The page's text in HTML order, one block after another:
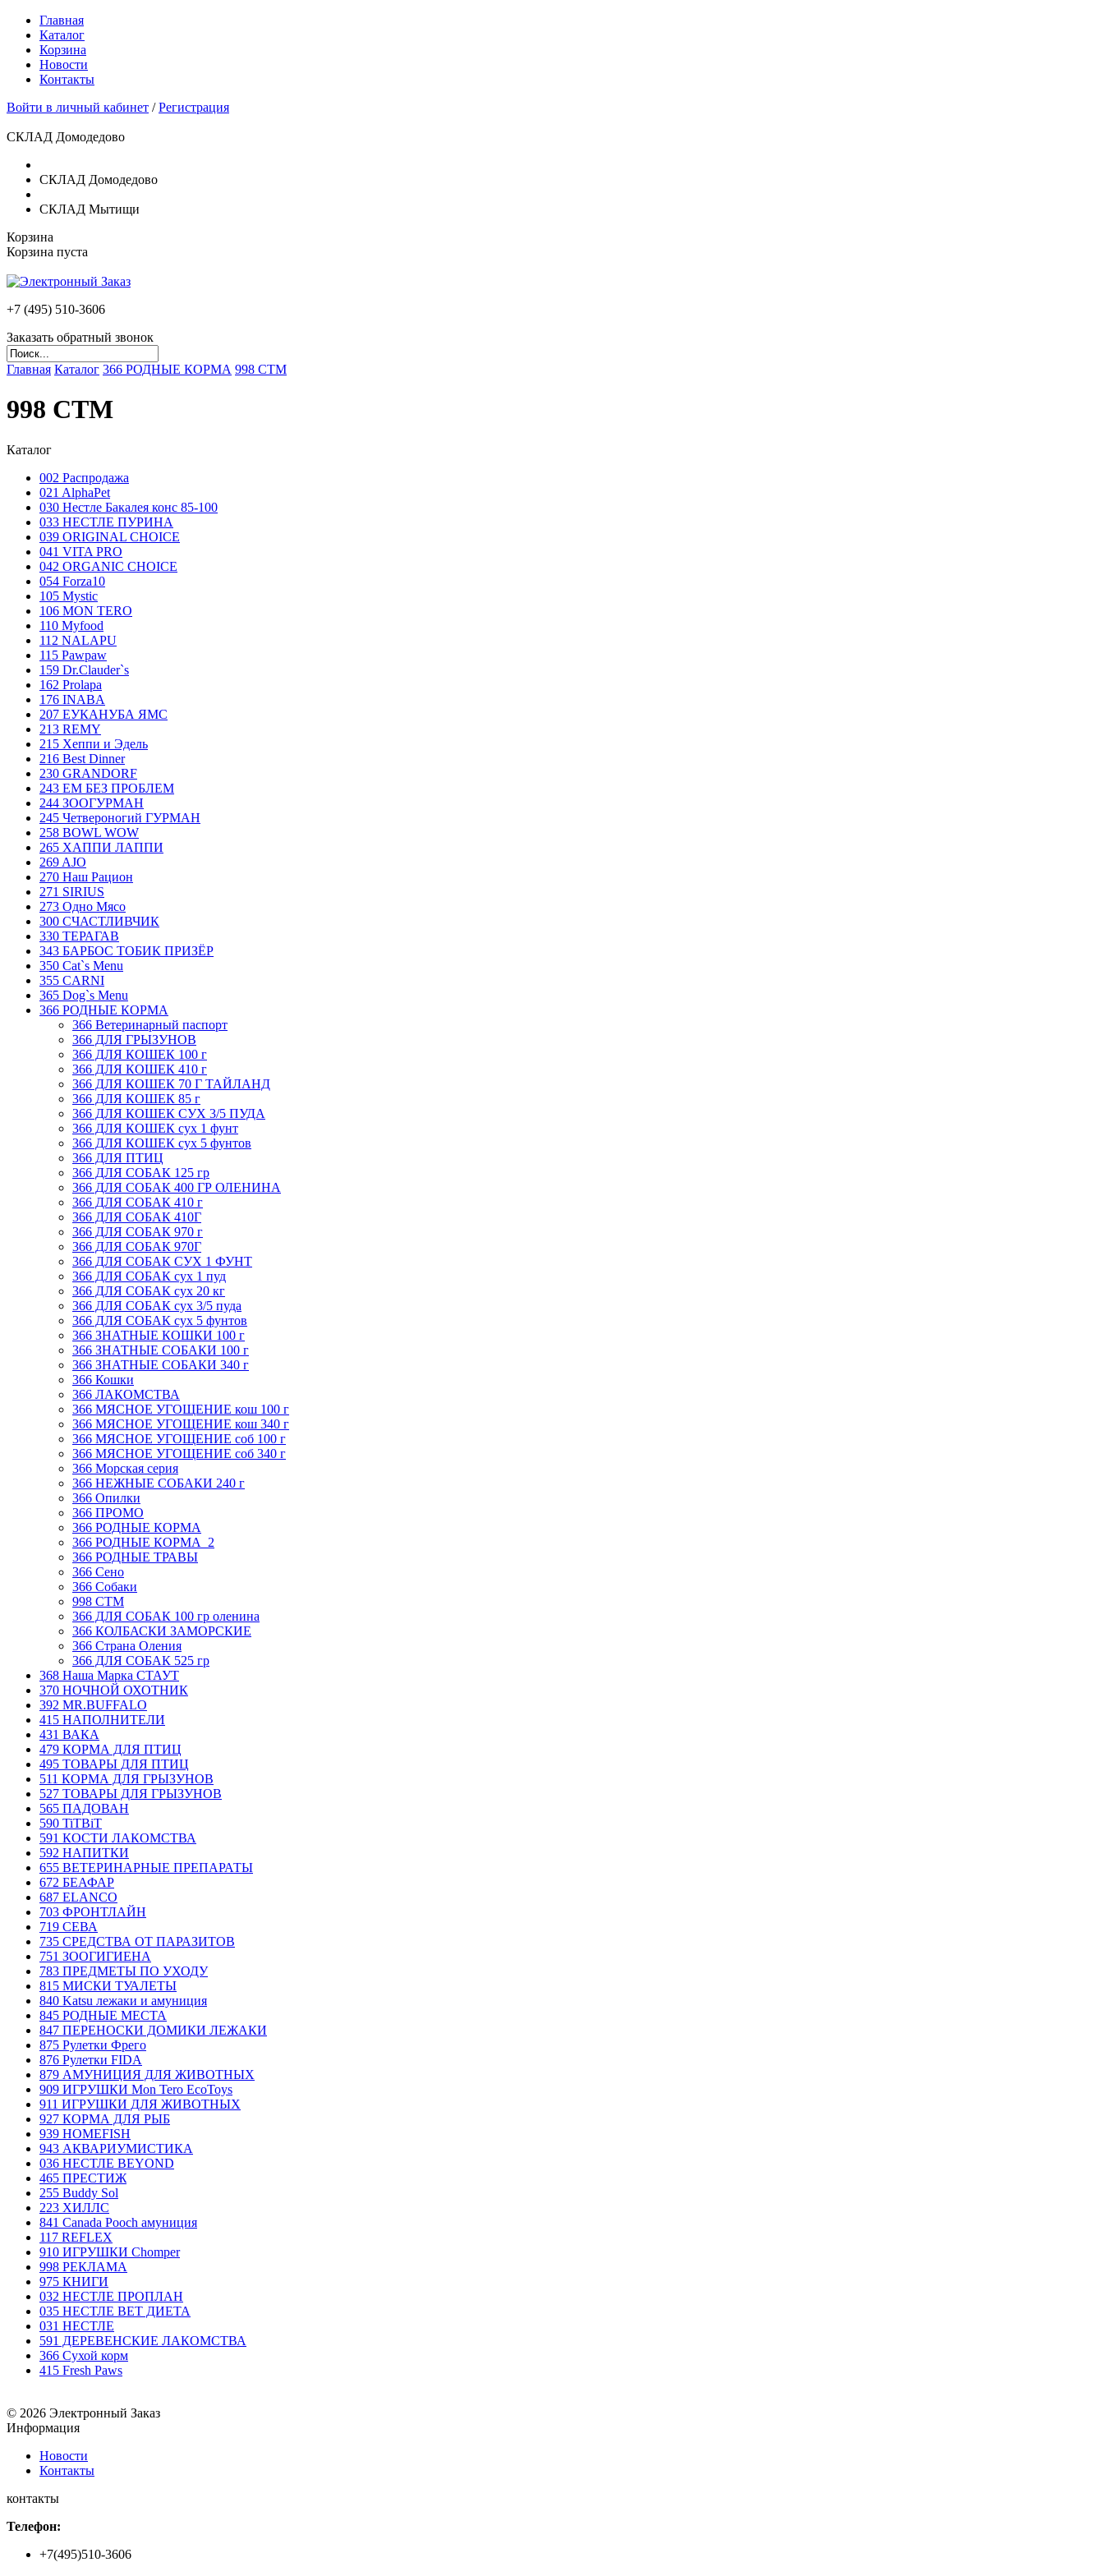
Главная
Каталог
Корзина
Новости
Контакты
Войти в личный кабинет /Регистрация
СКЛАД Домодедово
СКЛАД Домодедово
СКЛАД Мытищи
Корзина
Корзина пуста
+7 (495) 510-3606
Заказать обратный звонок
Главная Каталог 366 РОДНЫЕ КОРМА 998 СТМ
998 СТМ
Каталог
002 Распродажа
021 AlphaPet
030 Нестле Бакалея конc 85-100
033 НЕСТЛЕ ПУРИНА
039 ORIGINAL CHOICE
041 VITA PRO
042 ORGANIC CHOICE
054 Forza10
105 Mystic
106 MON TERO
110 Myfood
112 NALAPU
115 Pawpaw
159 Dr.Clauder`s
162 Prolapa
176 INABA
207 ЕУКАНУБА ЯМС
213 REMY
215 Хеппи и Эдель
216 Best Dinner
230 GRANDORF
243 ЕМ БЕЗ ПРОБЛЕМ
244 ЗООГУРМАН
245 Четвероногий ГУРМАН
258 BOWL WOW
265 ХАППИ ЛАППИ
269 AJO
270 Наш Рацион
271 SIRIUS
273 Одно Мясо
300 СЧАСТЛИВЧИК
330 ТЕРАГАВ
343 БАРБОС ТОБИК ПРИЗЁР
350 Cat`s Menu
355 CARNI
365 Dog`s Menu
366 РОДНЫЕ КОРМА
366 Ветеринарный паспорт
366 ДЛЯ ГРЫЗУНОВ
366 ДЛЯ КОШЕК 100 г
366 ДЛЯ КОШЕК 410 г
366 ДЛЯ КОШЕК 70 Г ТАЙЛАНД
366 ДЛЯ КОШЕК 85 г
366 ДЛЯ КОШЕК СУХ 3/5 ПУДА
366 ДЛЯ КОШЕК сух 1 фунт
366 ДЛЯ КОШЕК сух 5 фунтов
366 ДЛЯ ПТИЦ
366 ДЛЯ СОБАК 125 гр
366 ДЛЯ СОБАК 400 ГР ОЛЕНИНА
366 ДЛЯ СОБАК 410 г
366 ДЛЯ СОБАК 410Г
366 ДЛЯ СОБАК 970 г
366 ДЛЯ СОБАК 970Г
366 ДЛЯ СОБАК СУХ 1 ФУНТ
366 ДЛЯ СОБАК сух 1 пуд
366 ДЛЯ СОБАК сух 20 кг
366 ДЛЯ СОБАК сух 3/5 пуда
366 ДЛЯ СОБАК сух 5 фунтов
366 ЗНАТНЫЕ КОШКИ 100 г
366 ЗНАТНЫЕ СОБАКИ 100 г
366 ЗНАТНЫЕ СОБАКИ 340 г
366 Кошки
366 ЛАКОМСТВА
366 МЯСНОЕ УГОЩЕНИЕ кош 100 г
366 МЯСНОЕ УГОЩЕНИЕ кош 340 г
366 МЯСНОЕ УГОЩЕНИЕ соб 100 г
366 МЯСНОЕ УГОЩЕНИЕ соб 340 г
366 Морская серия
366 НЕЖНЫЕ СОБАКИ 240 г
366 Опилки
366 ПРОМО
366 РОДНЫЕ КОРМА
366 РОДНЫЕ КОРМА_2
366 РОДНЫЕ ТРАВЫ
366 Сено
366 Собаки
998 СТМ
366 ДЛЯ СОБАК 100 гр оленина
366 КОЛБАСКИ ЗАМОРСКИЕ
366 Страна Оления
366 ДЛЯ СОБАК 525 гр
368 Наша Марка СТАУТ
370 НОЧНОЙ ОХОТНИК
392 MR.BUFFALO
415 НАПОЛНИТЕЛИ
431 ВАКА
479 КОРМА ДЛЯ ПТИЦ
495 ТОВАРЫ ДЛЯ ПТИЦ
511 КОРМА ДЛЯ ГРЫЗУНОВ
527 ТОВАРЫ ДЛЯ ГРЫЗУНОВ
565 ПАДОВАН
590 TiTBiT
591 КОСТИ ЛАКОМСТВА
592 НАПИТКИ
655 ВЕТЕРИНАРНЫЕ ПРЕПАРАТЫ
672 БЕАФАР
687 ELANCO
703 ФРОНТЛАЙН
719 СЕВА
735 СРЕДСТВА ОТ ПАРАЗИТОВ
751 ЗООГИГИЕНА
783 ПРЕДМЕТЫ ПО УХОДУ
815 МИСКИ ТУАЛЕТЫ
840 Katsu лежаки и амуниция
845 РОДНЫЕ МЕСТА
847 ПЕРЕНОСКИ ДОМИКИ ЛЕЖАКИ
875 Рулетки Фрего
876 Рулетки FIDA
879 АМУНИЦИЯ ДЛЯ ЖИВОТНЫХ
909 ИГРУШКИ Mon Tero EcoToys
911 ИГРУШКИ ДЛЯ ЖИВОТНЫХ
927 КОРМА ДЛЯ РЫБ
939 HOMEFISH
943 АКВАРИУМИСТИКА
036 НЕСТЛЕ BEYOND
465 ПРЕСТИЖ
255 Buddy Sol
223 ХИЛЛC
841 Canada Poоch амуниция
117 REFLEX
910 ИГРУШКИ Chomper
998 РЕКЛАМА
975 КНИГИ
032 НЕСТЛЕ ПРОПЛАН
035 НЕСТЛЕ ВЕТ ДИЕТА
031 НЕСТЛЕ
591 ДЕРЕВЕНСКИЕ ЛАКОМСТВА
366 Сухой корм
415 Fresh Paws
© 2026 Электронный Заказ
Информация
Новости
Контакты
контакты
Телефон:
+7(495)510-3606